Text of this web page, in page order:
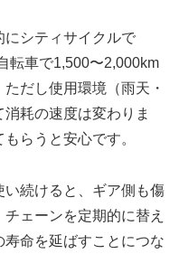
にシティサイクルで
転車で1,500〜2,000km
だし使用環境（雨天・
耗の速度は変わりま
らうと安心です。
続けると、ギア側も傷
ェーンを定期的に替え
命を延ばすことにつな